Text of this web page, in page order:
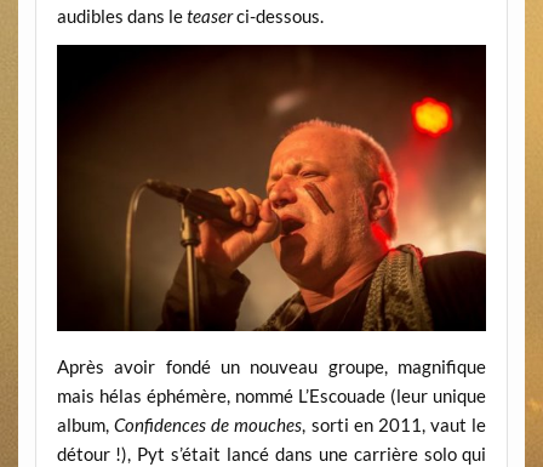
audibles dans leteaserci-dessous.
Après avoir fondé un nouveau groupe, magnifique
mais hélas éphémère, nommé L’Escouade (leur unique
album, Confidences de mouches, sorti en 2011, vaut le
détour !), Pyt s’était lancé dans une carrière solo qui